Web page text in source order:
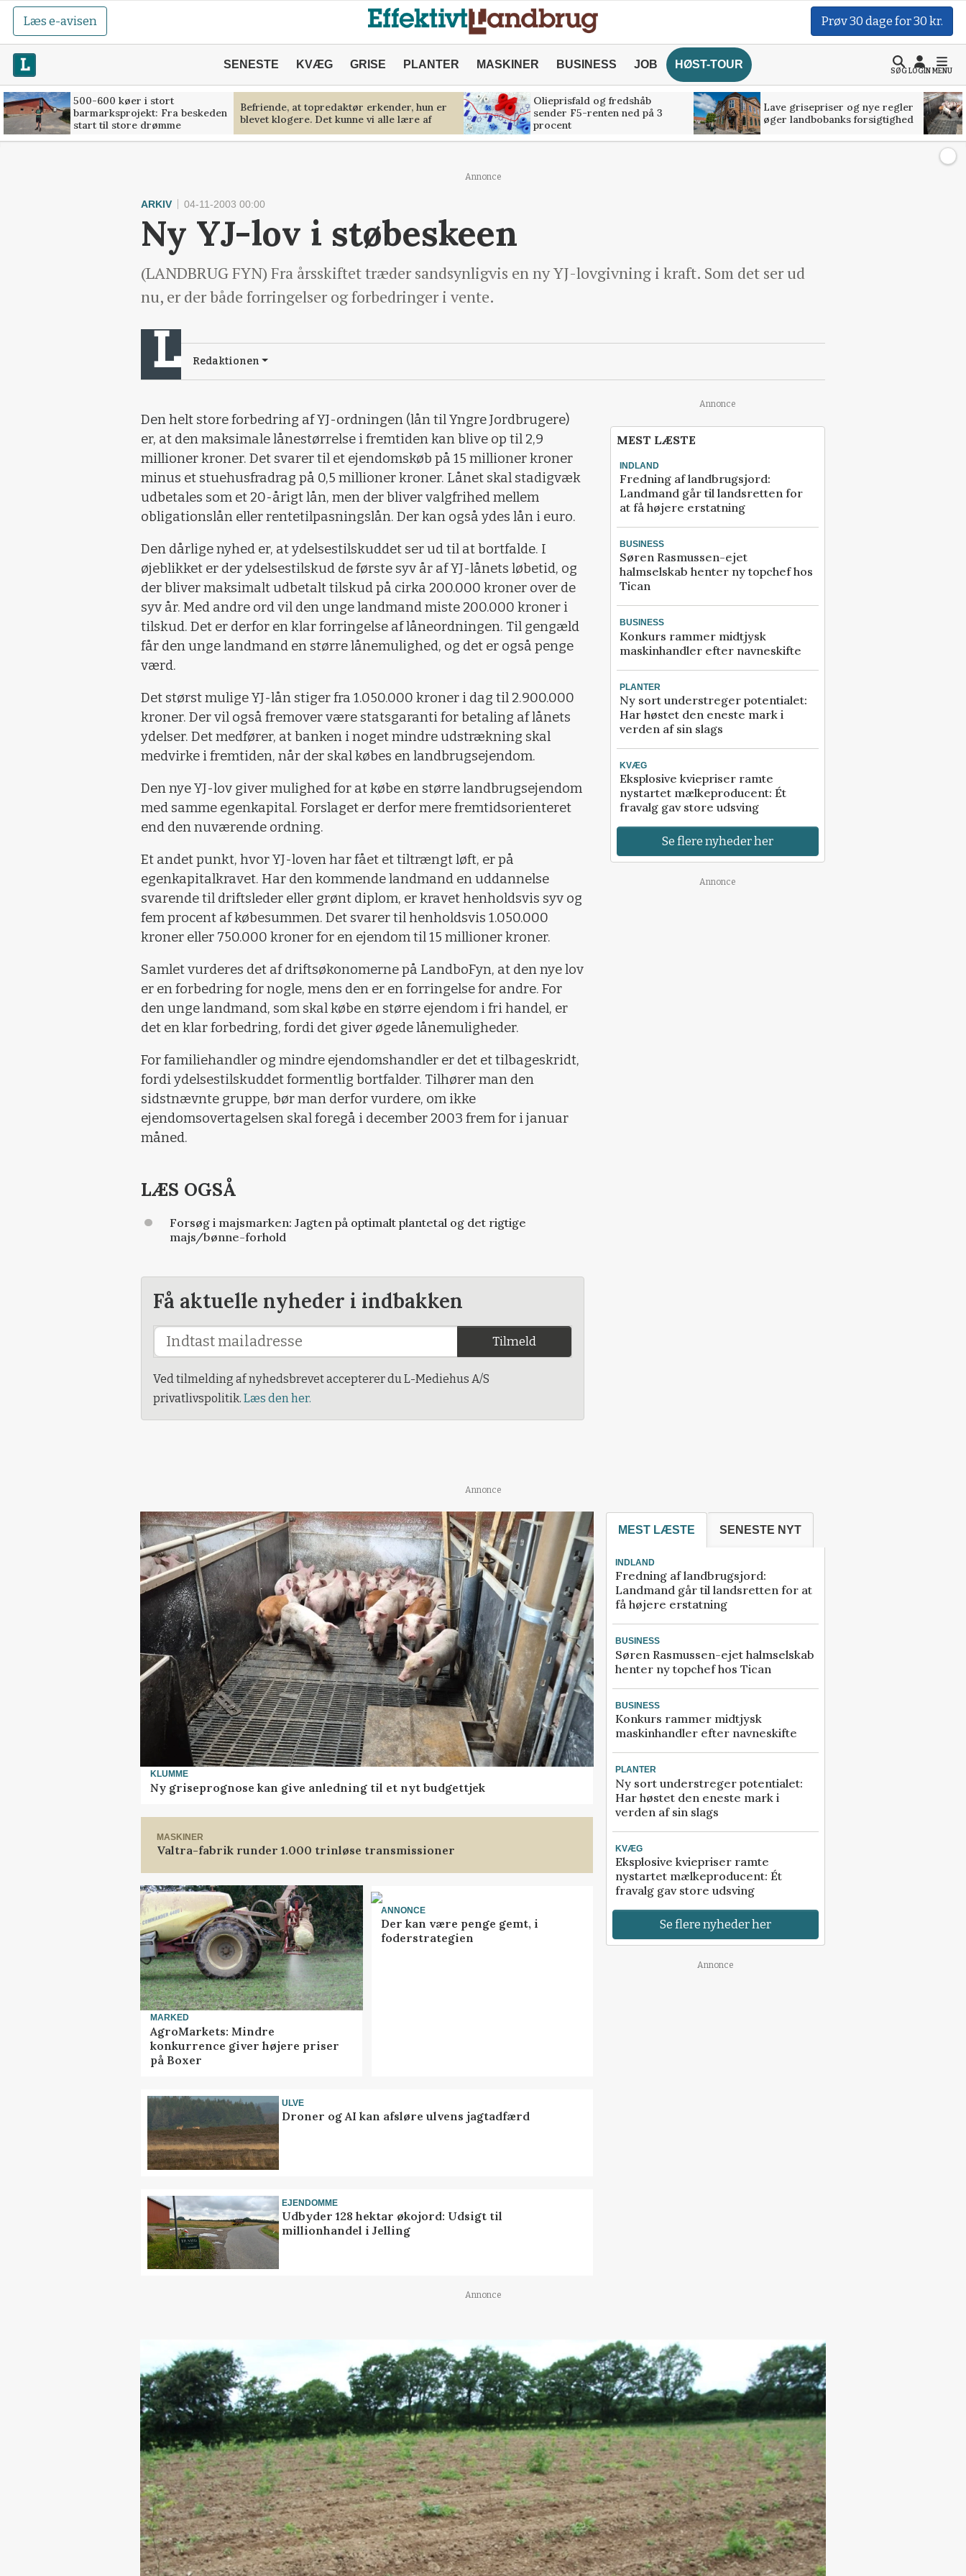
Læs e-avisen Prøv 30 dage for 30 kr.
SENESTE KVÆG GRISE PLANTER MASKINER BUSINESS JOB HØST-TOUR
SØGLOGINMENU
500-600 køer i stort
barmarksprojekt: Fra beskeden
start til store drømme
Befriende, at topredaktør erkender, hun er
blevet klogere. Det kunne vi alle lære af
Olieprisfald og fredshåb
sender F5-renten ned på 3
procent
Lave grisepriser og nye regler
øger landbobanks forsigtighed
Annonce
ARKIV 04-11-2003 00:00
Ny YJ-lov i støbeskeen
(LANDBRUG FYN) Fra årsskiftet træder sandsynligvis en ny YJ-lovgivning i kraft. Som det ser ud
nu, er der både forringelser og forbedringer i vente.
Redaktionen
Den helt store forbedring af YJ-ordningen (lån til Yngre Jordbrugere)
er, at den maksimale lånestørrelse i fremtiden kan blive op til 2,9
millioner kroner. Det svarer til et ejendomskøb på 15 millioner kroner
minus et stuehusfradrag på 0,5 millioner kroner. Lånet skal stadigvæk
udbetales som et 20-årigt lån, men der bliver valgfrihed mellem
obligationslån eller rentetilpasningslån. Der kan også ydes lån i euro.
Den dårlige nyhed er, at ydelsestilskuddet ser ud til at bortfalde. I
øjeblikket er der ydelsestilskud de første syv år af YJ-lånets løbetid, og
der bliver maksimalt udbetalt tilskud på cirka 200.000 kroner over de
syv år. Med andre ord vil den unge landmand miste 200.000 kroner i
tilskud. Det er derfor en klar forringelse af låneordningen. Til gengæld
får den unge landmand en større lånemulighed, og det er også penge
værd.
Det størst mulige YJ-lån stiger fra 1.050.000 kroner i dag til 2.900.000
kroner. Der vil også fremover være statsgaranti for betaling af lånets
ydelser. Det medfører, at banken i noget mindre udstrækning skal
medvirke i fremtiden, når der skal købes en landbrugsejendom.
Den nye YJ-lov giver mulighed for at købe en større landbrugsejendom
med samme egenkapital. Forslaget er derfor mere fremtidsorienteret
end den nuværende ordning.
Et andet punkt, hvor YJ-loven har fået et tiltrængt løft, er på
egenkapitalkravet. Har den kommende landmand en uddannelse
svarende til driftsleder eller grønt diplom, er kravet henholdsvis syv og
fem procent af købesummen. Det svarer til henholdsvis 1.050.000
kroner eller 750.000 kroner for en ejendom til 15 millioner kroner.
Samlet vurderes det af driftsøkonomerne på LandboFyn, at den nye lov
er en forbedring for nogle, mens den er en forringelse for andre. For
den unge landmand, som skal købe en større ejendom i fri handel, er
det en klar forbedring, fordi det giver øgede lånemuligheder.
For familiehandler og mindre ejendomshandler er det et tilbageskridt,
fordi ydelsestilskuddet formentlig bortfalder. Tilhører man den
sidstnævnte gruppe, bør man derfor vurdere, om ikke
ejendomsovertagelsen skal foregå i december 2003 frem for i januar
måned.
LÆS OGSÅ
Forsøg i majsmarken: Jagten på optimalt plantetal og det rigtige
majs/bønne-forhold
Få aktuelle nyheder i indbakken
Tilmeld
Ved tilmelding af nyhedsbrevet accepterer du L-Mediehus A/S
privatlivspolitik. Læs den her.
Annonce
MEST LÆSTE
INDLAND
Fredning af landbrugsjord:
Landmand går til landsretten for
at få højere erstatning
BUSINESS
Søren Rasmussen-ejet
halmselskab henter ny topchef hos
Tican
BUSINESS
Konkurs rammer midtjysk
maskinhandler efter navneskifte
PLANTER
Ny sort understreger potentialet:
Har høstet den eneste mark i
verden af sin slags
KVÆG
Eksplosive kviepriser ramte
nystartet mælkeproducent: Ét
fravalg gav store udsving
Se flere nyheder her
Annonce
Annonce
KLUMME
Ny griseprognose kan give anledning til et nyt budgettjek
MASKINER
Valtra-fabrik runder 1.000 trinløse transmissioner
MARKED
AgroMarkets: Mindre
konkurrence giver højere priser
på Boxer
ANNONCE
Der kan være penge gemt, i
foderstrategien
ULVE
Droner og AI kan afsløre ulvens jagtadfærd
EJENDOMME
Udbyder 128 hektar økojord: Udsigt til
millionhandel i Jelling
MEST LÆSTE SENESTE NYT
INDLAND
Fredning af landbrugsjord:
Landmand går til landsretten for at
få højere erstatning
BUSINESS
Søren Rasmussen-ejet halmselskab
henter ny topchef hos Tican
BUSINESS
Konkurs rammer midtjysk
maskinhandler efter navneskifte
PLANTER
Ny sort understreger potentialet:
Har høstet den eneste mark i
verden af sin slags
KVÆG
Eksplosive kviepriser ramte
nystartet mælkeproducent: Ét
fravalg gav store udsving
Se flere nyheder her
Annonce
Annonce